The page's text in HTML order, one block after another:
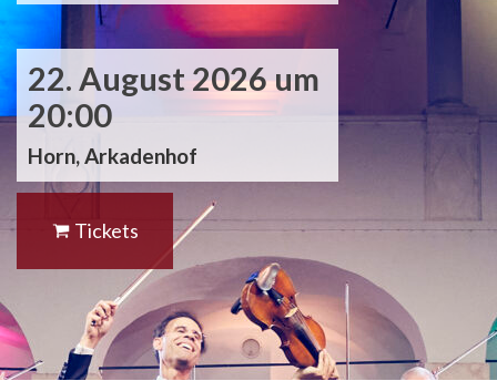
22. August 2026 um
20:00
Horn, Arkadenhof
Tickets